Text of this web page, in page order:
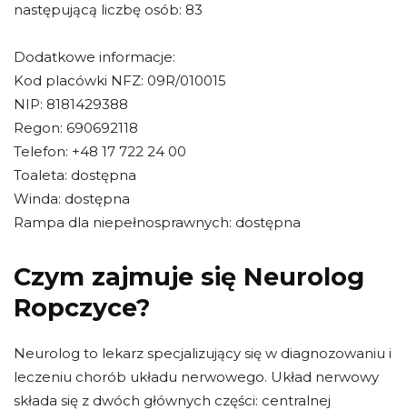
następującą liczbę osób: 83
Dodatkowe informacje:
Kod placówki NFZ: 09R/010015
NIP: 8181429388
Regon: 690692118
Telefon: +48 17 722 24 00
Toaleta: dostępna
Winda: dostępna
Rampa dla niepełnosprawnych: dostępna
Czym zajmuje się Neurolog
Ropczyce?
Neurolog to lekarz specjalizujący się w diagnozowaniu i
leczeniu chorób układu nerwowego. Układ nerwowy
składa się z dwóch głównych części: centralnej